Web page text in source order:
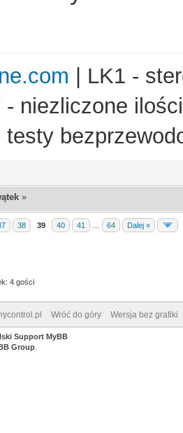
| LK1 -
niezliczone
»
38 39 40 41 64 Dalej »
4 gości
Wróć do góry Wersja bez grafiki
Support MyBB
Group